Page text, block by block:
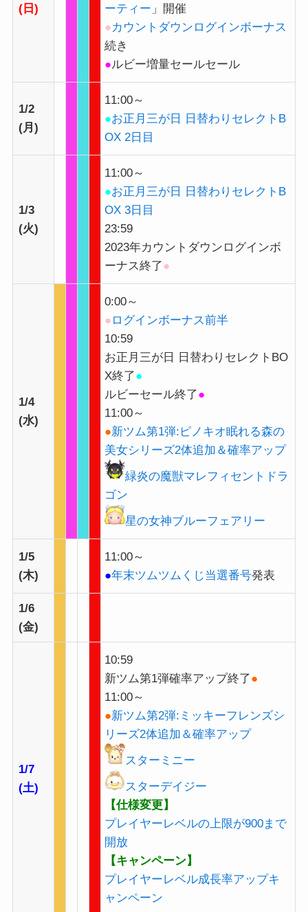
(日) ーティー 」開催
●カウントダウンログインボーナス
続き
●ルビー増量セールセール
1/2
(月)
11:00～
●お正月三が日 日替わりセレクトB
OX 2日目
1/3
(火)
11:00～
●お正月三が日 日替わりセレクトB
OX 3日目
23:59
2023年カウントダウンログインボ
ーナス終了●
1/4
(水)
0:00～
● ログインボーナス前半
10:59
お正月三が日 日替わりセレクトBO
X終了●
ルビーセール終了●
11:00～
●新ツム第1弾:ピノキオ眠れる森の
美女シリーズ2体追加＆確率アップ
緑炎の魔獣マレフィセントドラ
ゴン
星の女神ブルーフェアリー
1/5
(木)
11:00～
●年末ツムツムくじ当選番号発表
1/6
(金)
1/7
(土)
10:59
新ツム第1弾確率アップ終了●
11:00～
●新ツム第2弾:ミッキーフレンズシ
リーズ2体追加＆確率アップ
スターミニー
スターデイジー
【仕様変更】
プレイヤーレベルの上限が900まで
開放
【キャンペーン】
プレイヤーレベル成長率アップキ
ャンペーン